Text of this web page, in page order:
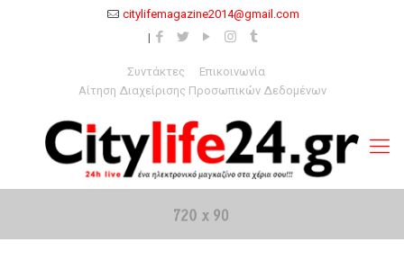
citylifemagazine2014@gmail.com
Συντάκτες
Επικοινωνία
Αίτηση Διαχείρισης Προσωπικών Δεδομένων